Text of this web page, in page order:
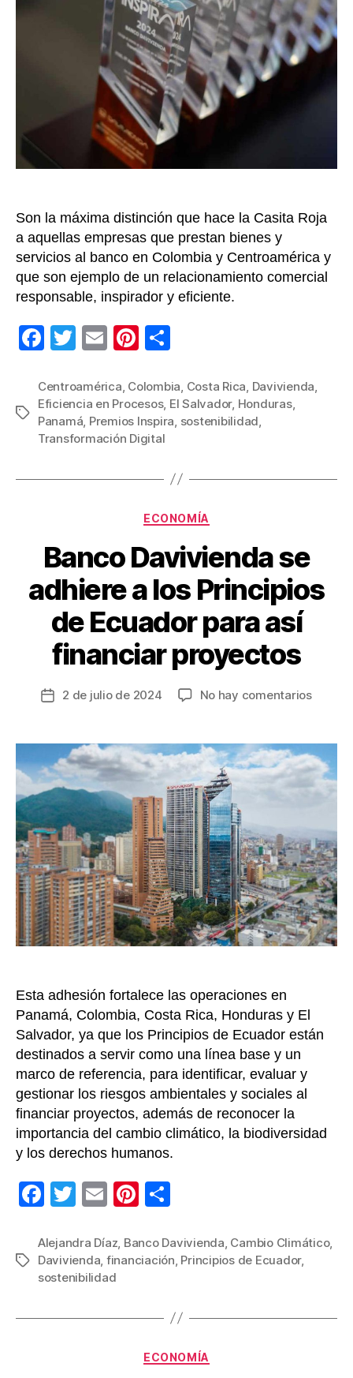
de
Son la máxima distinción que hace la Casita Roja
a aquellas empresas que prestan bienes y
servicios al banco en Colombia y Centroamérica y
que son ejemplo de un relacionamiento comercial
responsable, inspirador y eficiente.
F
c
e
b
o
T
tt
er
E
ail
Pi
er
e
st
m
p
Etiquetas
Centroamérica, Colombia, Costa Rica, Davivienda,
Eficiencia en Procesos, El Salvador, Honduras,
Panamá, Premios Inspira, sostenibilidad,
Transformación Digital
Categorías
ECONOMÍA
Banco Davivienda se
adhiere a los Principios
de Ecuador para así
financiar proyectos
Fecha
entrada
2 de julio de 2024 No hay comentariosen
se
a
los
de
para
así
Esta adhesión fortalece las operaciones en
Panamá, Colombia, Costa Rica, Honduras y El
Salvador, ya que los Principios de Ecuador están
destinados a servir como una línea base y un
marco de referencia, para identificar, evaluar y
gestionar los riesgos ambientales y sociales al
financiar proyectos, además de reconocer la
importancia del cambio climático, la biodiversidad
y los derechos humanos.
F
c
e
o
T
tt
er
E
ail
Pi
er
e
m
p
tir
Etiquetas
Alejandra Díaz, Banco Davivienda, Cambio Climático,
Davivienda, financiación, Principios de Ecuador,
sostenibilidad
Categorías
ECONOMÍA